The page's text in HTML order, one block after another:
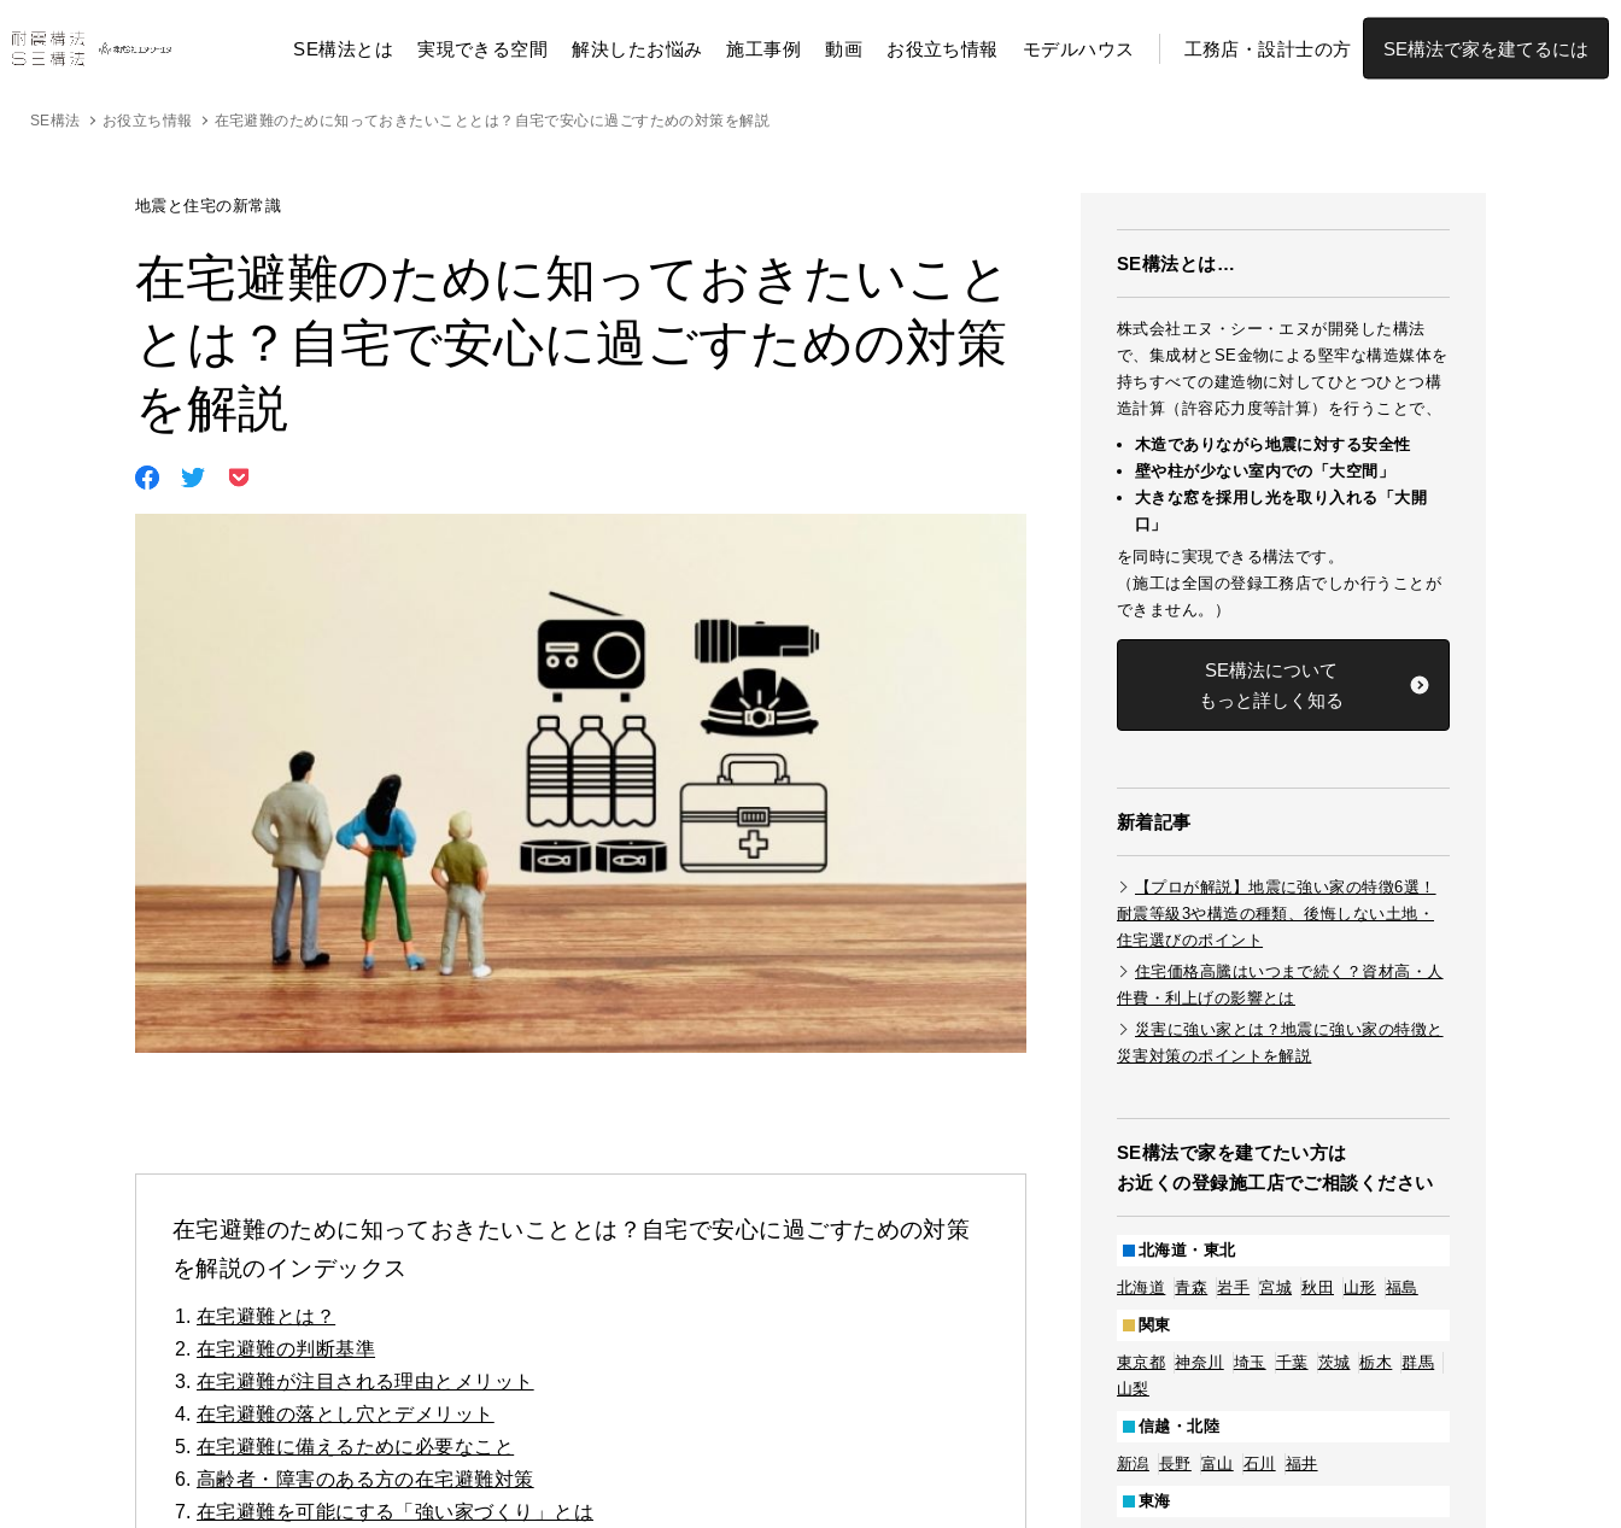
SE構法とは 実現できる空間 解決したお悩み 施工事例 動画 お役立ち情報 モデルハウス 工務店・設計士の方 SE構法で家を建てるには
SE構法 お役立ち情報 在宅避難のために知っておきたいこととは？自宅で安心に過ごすための対策を解説
地震と住宅の新常識
在宅避難のために知っておきたいこと
とは？自宅で安心に過ごすための対策
を解説
在宅避難のために知っておきたいこととは？自宅で安心に過ごすための対策
を解説のインデックス
在宅避難とは？
在宅避難の判断基準
在宅避難が注目される理由とメリット
在宅避難の落とし穴とデメリット
在宅避難に備えるために必要なこと
高齢者・障害のある方の在宅避難対策
在宅避難を可能にする「強い家づくり」とは
SE構法とは…
株式会社エヌ・シー・エヌが開発した構法
で、集成材とSE金物による堅牢な構造媒体を
持ちすべての建造物に対してひとつひとつ構
造計算（許容応力度等計算）を行うことで、
木造でありながら地震に対する安全性
壁や柱が少ない室内での「大空間」
大きな窓を採用し光を取り入れる「大開
口」
を同時に実現できる構法です。
（施工は全国の登録工務店でしか行うことが
できません。）
SE構法について
もっと詳しく知る
新着記事
【プロが解説】地震に強い家の特徴6選！
耐震等級3や構造の種類、後悔しない土地・
住宅選びのポイント
住宅価格高騰はいつまで続く？資材高・人
件費・利上げの影響とは
災害に強い家とは？地震に強い家の特徴と
災害対策のポイントを解説
SE構法で家を建てたい方は
お近くの登録施工店でご相談ください
北海道・東北
北海道 青森 岩手 宮城 秋田 山形 福島
関東
東京都 神奈川 埼玉 千葉 茨城 栃木
群馬
山梨
信越・北陸
新潟 長野 富山 石川 福井
東海